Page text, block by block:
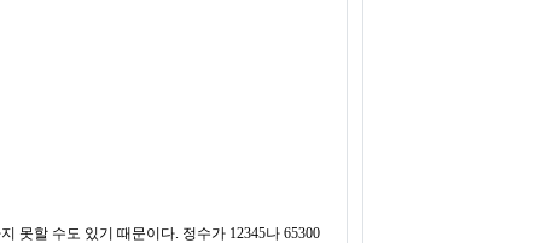
못할 수도 있기 때문이다. 정수가 12345나 65300